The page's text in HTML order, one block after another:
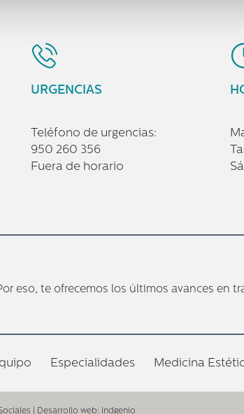
URGENCIAS
Teléfono de urgencias:
950 260 356
Fuera de horario
eso, te ofrecemos los últimos avances en
Especialidades Medicina
| Desarrollo web: Indgenio